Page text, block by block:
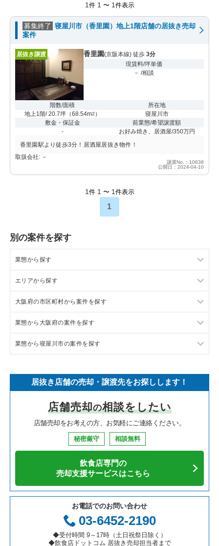
1 件 1 〜 1 件表示
募集終了 寝屋川市（香里園）地上1階店舗の居抜き売却
案件
居抜き譲渡 香里園(京阪本線) 徒歩 3分
現賃料/坪単価
－ /相談
階数/面積
地上1階/ 20.7坪（68.54m2 ）
所在地
寝屋川市
敷金・保証金
-
前業態/希望譲渡額
お好み焼き、居酒屋/350万円
香里園駅より徒歩3分！居酒屋居抜き物件！
取扱会社: －
譲渡No.：10638
公開日：2024-04-10
1 件 1 〜 1 件表示
1
別の案件を探す
業態から探す
ラーメンの居抜き売却物件の案件一覧
フランス料理の居抜き売却物件の案件一覧
イタリア料理の居抜き売却物件の案件一覧
中華の居抜き売却物件の案件一覧
寿司の居抜き売却物件の案件一覧
焼肉の居抜き売却物件の案件一覧
鉄板焼き・お好み焼の居抜き売却物件の案件一覧
カフェの居抜き売却物件の案件一覧
テイクアウトの居抜き売却物件の案件一覧
お弁当・惣菜・デリの居抜き売却物件の案件一覧
カラオケ・パブ・スナックの居抜き売却物件の案件一覧
エリアから探す
東京23区の飲食店の居抜き売却物件の案件一覧
東京都下の飲食店の居抜き売却物件の案件一覧
千葉県の飲食店の居抜き売却物件の案件一覧
神奈川県の飲食店の居抜き売却物件の案件一覧
大阪府の飲食店の居抜き売却物件の案件一覧
兵庫県の飲食店の居抜き売却物件の案件一覧
愛知県の飲食店の居抜き売却物件の案件一覧
岐阜県の飲食店の居抜き売却物件の案件一覧
三重県の飲食店の居抜き売却物件の案件一覧
大阪府の市区町村から案件を探す
大阪市北区の飲食店の居抜き売却物件の案件一覧
大阪市中央区の飲食店の居抜き売却物件の案件一覧
堺市北区の飲食店の居抜き売却物件の案件一覧
堺市中区の飲食店の居抜き売却物件の案件一覧
大阪市西区の飲食店の居抜き売却物件の案件一覧
大阪市福島区の飲食店の居抜き売却物件の案件一覧
豊中市の飲食店の居抜き売却物件の案件一覧
大阪市都島区の飲食店の居抜き売却物件の案件一覧
大阪市阿倍野区の飲食店の居抜き売却物件の案件一覧
業態から大阪府の案件を探す
大阪府のラーメンの居抜き売却物件の案件一覧
大阪府のイタリア料理の居抜き売却物件の案件一覧
大阪府の中華の居抜き売却物件の案件一覧
大阪府のそば・うどんの居抜き売却物件の案件一覧
大阪府の焼肉の居抜き売却物件の案件一覧
大阪府の鉄板焼き・お好み焼の居抜き売却物件の案件一覧
大阪府のアジア料理の居抜き売却物件の案件一覧
大阪府のカフェの居抜き売却物件の案件一覧
業態から寝屋川市の案件を探す
寝屋川市の鉄板焼き・お好み焼の居抜き売却物件の案件一覧
寝屋川市のカフェの居抜き売却物件の案件一覧
寝屋川市のカラオケ・パブ・スナックの居抜き売却物件の案件
寝屋川市のバーの居抜き売却物件の案件一覧
寝屋川市の居酒屋・ダイニングバーの居抜き売却物件の案件一
覧
寝屋川市の洋食の居抜き売却物件の案件一覧
寝屋川市のその他の居抜き売却物件の案件一覧
居抜き店舗の売却・譲渡先をお探しします！
店舗売却の相談をしたい
店舗売却をお考えの方、お気軽にご連絡ください。
秘密厳守 相談無料
飲食店専門の
売却支援サービスはこちら
お電話でのお問い合わせ
03-6452-2190
◆受付時間 9～17時（土日祝祭日除く）
◆飲食店ドットコム 居抜き売却担当者まで